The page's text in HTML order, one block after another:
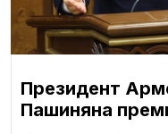
Президент
Пашиняна